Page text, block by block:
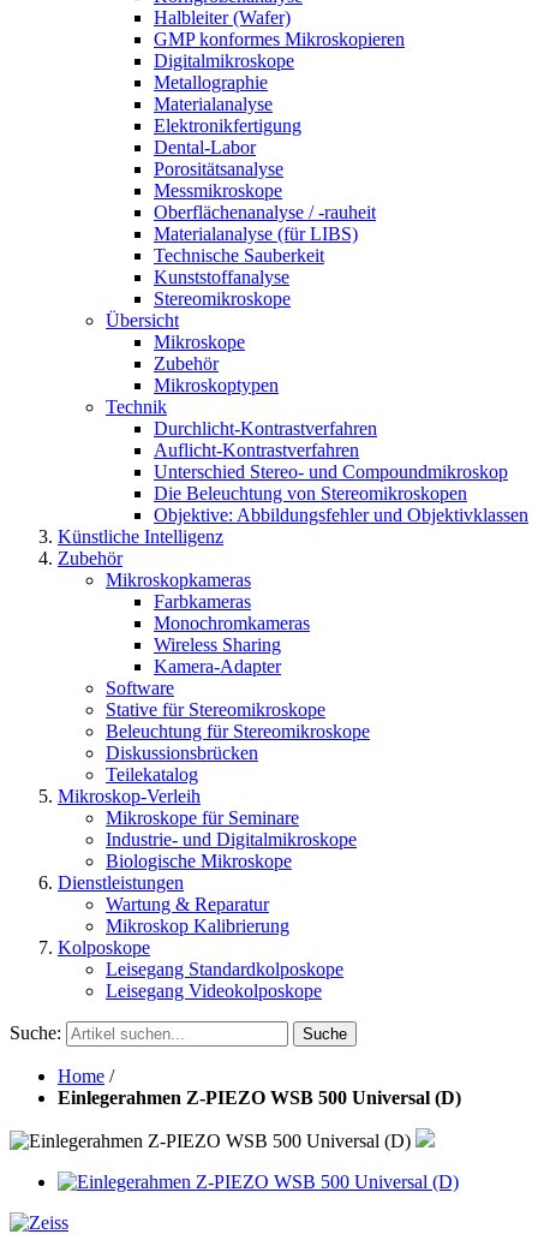
Halbleiter (Wafer)
GMP konformes Mikroskopieren
Digitalmikroskope
Metallographie
Materialanalyse
Elektronikfertigung
Dental-Labor
Porositätsanalyse
Messmikroskope
Oberflächenanalyse / -rauheit
Materialanalyse (für LIBS)
Technische Sauberkeit
Kunststoffanalyse
Stereomikroskope
Übersicht
Mikroskope
Zubehör
Mikroskoptypen
Technik
Durchlicht-Kontrastverfahren
Auflicht-Kontrastverfahren
Unterschied Stereo- und Compoundmikroskop
Die Beleuchtung von Stereomikroskopen
Objektive: Abbildungsfehler und Objektivklassen
Künstliche Intelligenz
Zubehör
Mikroskopkameras
Farbkameras
Monochromkameras
Wireless Sharing
Kamera-Adapter
Software
Stative für Stereomikroskope
Beleuchtung für Stereomikroskope
Diskussionsbrücken
Teilekatalog
Mikroskop-Verleih
Mikroskope für Seminare
Industrie- und Digitalmikroskope
Biologische Mikroskope
Dienstleistungen
Wartung & Reparatur
Mikroskop Kalibrierung
Kolposkope
Leisegang Standardkolposkope
Leisegang Videokolposkope
Suche: Suche
Home /
Einlegerahmen Z-PIEZO WSB 500 Universal (D)